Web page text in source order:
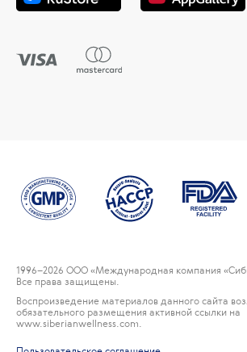
1996–2026 ООО «Международная компания
Все права защищены.
Воспроизведение материалов данного сайта
обязательного размещения активной ссылки на
www.siberianwellness.com.